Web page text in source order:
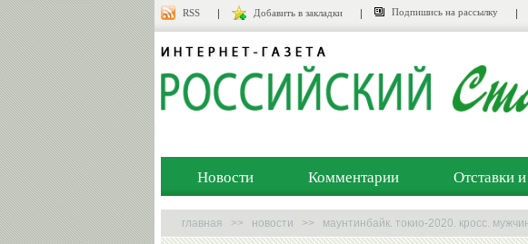
RSS Добавить в закладки Подпишись на рассылку
Новости Комментарии Отставки
главная >> новости >> маунтинбайк. токио-2020. кросс.